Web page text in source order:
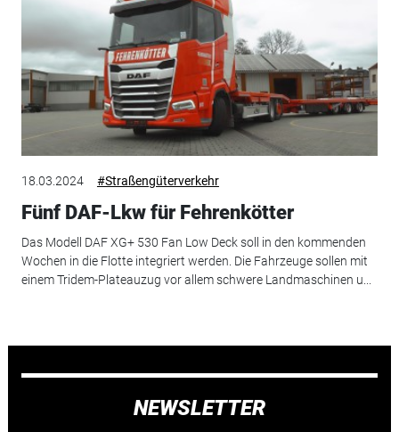
18.03.2024 #Straßengüterverkehr
Fünf DAF-Lkw für Fehrenkötter
Das Modell DAF XG+ 530 Fan Low Deck soll in den kommenden
Wochen in die Flotte integriert werden. Die Fahrzeuge sollen mit
einem Tridem-Plateauzug vor allem schwere Landmaschinen u...
NEWSLETTER